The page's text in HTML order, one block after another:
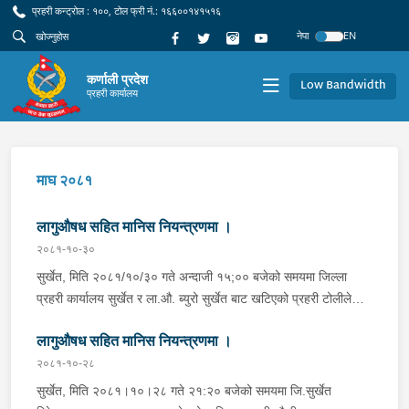
प्रहरी कन्ट्रोल : १००, टोल फ्री नं.: १६६००१४१५१६
नेपा
EN
कर्णाली प्रदेश
प्रहरी कार्यालय Low Bandwidth
माघ २०८१
लागुऔषध सहित मानिस नियन्त्रणमा ।
२०८१-१०-३०
सुर्खेत, मिति २०८१/१०/३० गते अन्दाजी १५;०० बजेको समयमा जिल्ला
प्रहरी कार्यालय सुर्खेत र ला.औ. ब्युरो सुर्खेत बाट खटिएको प्रहरी टोलीले
सापकोटाको आफ्नै घरमा निजको साथबाट ब्राउन सुगर जस्तो देखिने खैरो
धुलो पदार्थ ७ पुडिया (नापतौल गर्दा शुद्ध तौल २ ग्राम ५५० मिलिग्राम) र
ऐ.१८;०० बजेको समयमा ऐ. बस्ने बर्ष ३२ को शुबाष भट्टको साथबाट ब्राउन
लागुऔषध सहित मानिस नियन्त्रणमा ।
२०८१-१०-२८
सुर्खेत, मिति २०८१।१०।२८ गते २१:२० बजेको समयमा जि.सुर्खेत